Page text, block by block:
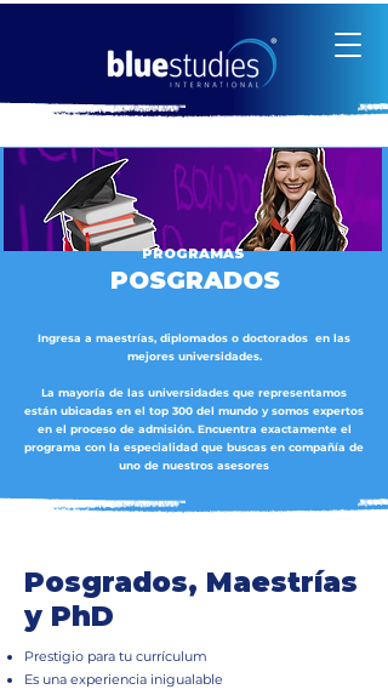
PROGRAMAS
POSGRADOS
Ingresa a maestrías, diplomados o doctorados en las
mejores universidades.
La mayoría de las universidades que representamos
están ubicadas en el top 300 del mundo y somos expertos
en el proceso de admisión. Encuentra exactamente el
programa con la especialidad que buscas en compañía de
uno de nuestros asesores
Posgrados, Maestrías
y PhD
Prestigio para tu currículum
Es una experiencia inigualable